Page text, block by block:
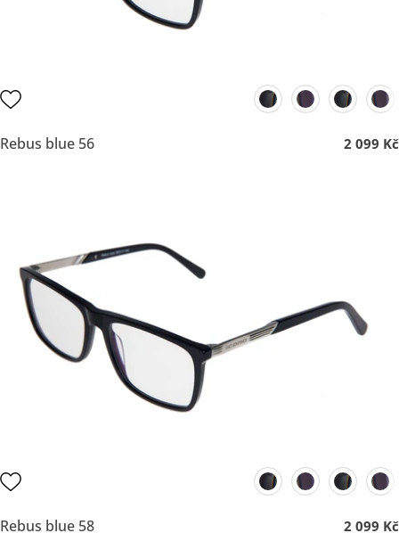
Rebus blue 56 2 099 Kč
Rebus blue 58 2 099 Kč